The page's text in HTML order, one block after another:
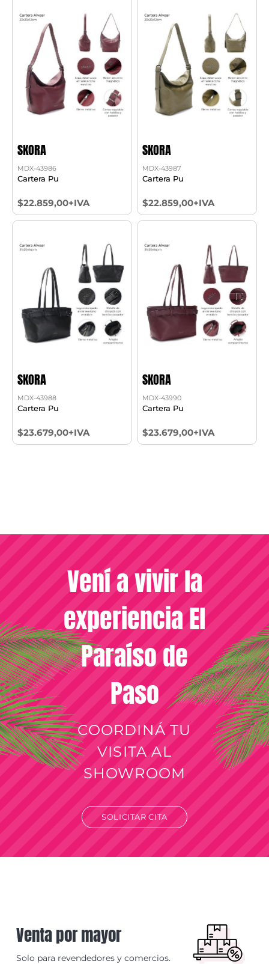
SKORA
MDX-43986
Cartera Pu
$22.859,00+IVA
SKORA
MDX-43987
Cartera Pu
$22.859,00+IVA
SKORA
MDX-43988
Cartera Pu
$23.679,00+IVA
SKORA
MDX-43990
Cartera Pu
$23.679,00+IVA
Vení a vivir la
experiencia El
Paraíso de
Paso
COORDINÁ TU
VISITA AL
SHOWROOM
SOLICITAR CITA
Venta por mayor
Solo para revendedores y comercios.